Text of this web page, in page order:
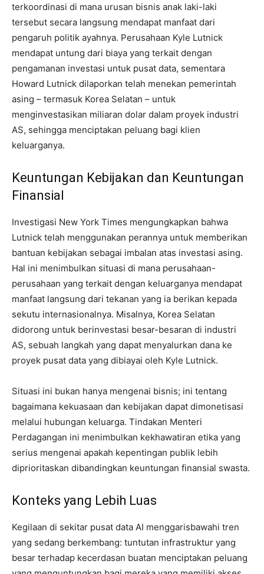
terkoordinasi di mana urusan bisnis anak laki-laki
tersebut secara langsung mendapat manfaat dari
pengaruh politik ayahnya. Perusahaan Kyle Lutnick
mendapat untung dari biaya yang terkait dengan
pengamanan investasi untuk pusat data, sementara
Howard Lutnick dilaporkan telah menekan pemerintah
asing – termasuk Korea Selatan – untuk
menginvestasikan miliaran dolar dalam proyek industri
AS, sehingga menciptakan peluang bagi klien
keluarganya.
Keuntungan Kebijakan dan Keuntungan
Finansial
Investigasi New York Times mengungkapkan bahwa
Lutnick telah menggunakan perannya untuk memberikan
bantuan kebijakan sebagai imbalan atas investasi asing.
Hal ini menimbulkan situasi di mana perusahaan-
perusahaan yang terkait dengan keluarganya mendapat
manfaat langsung dari tekanan yang ia berikan kepada
sekutu internasionalnya. Misalnya, Korea Selatan
didorong untuk berinvestasi besar-besaran di industri
AS, sebuah langkah yang dapat menyalurkan dana ke
proyek pusat data yang dibiayai oleh Kyle Lutnick.
Situasi ini bukan hanya mengenai bisnis; ini tentang
bagaimana kekuasaan dan kebijakan dapat dimonetisasi
melalui hubungan keluarga. Tindakan Menteri
Perdagangan ini menimbulkan kekhawatiran etika yang
serius mengenai apakah kepentingan publik lebih
diprioritaskan dibandingkan keuntungan finansial swasta.
Konteks yang Lebih Luas
Kegilaan di sekitar pusat data AI menggarisbawahi tren
yang sedang berkembang: tuntutan infrastruktur yang
besar terhadap kecerdasan buatan menciptakan peluang